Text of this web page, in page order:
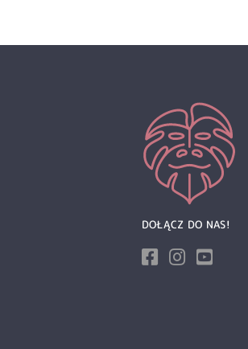
DOŁĄCZ DO NAS!